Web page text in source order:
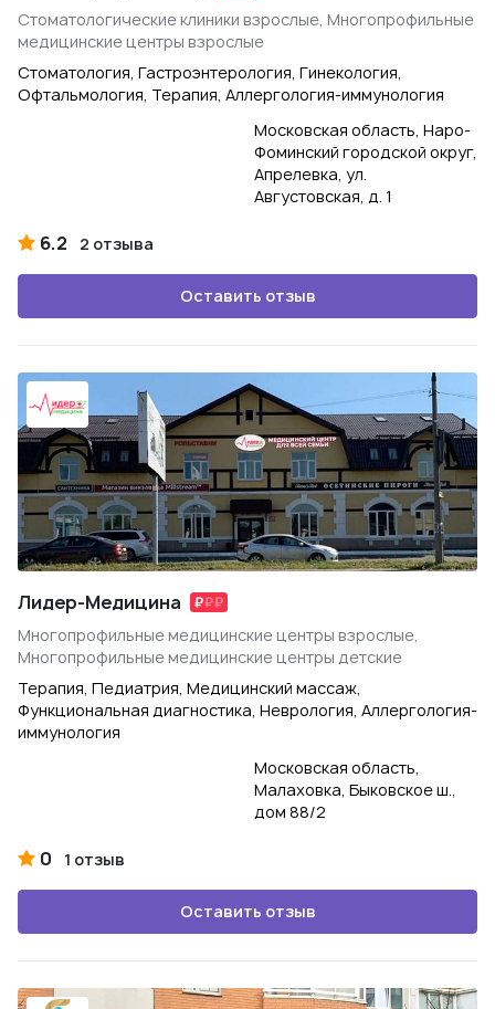
Стоматологические клиники взрослые, Многопрофильные
медицинские центры взрослые
Стоматология, Гастроэнтерология, Гинекология,
Офтальмология, Терапия, Аллергология-иммунология
Московская область, Наро-
Фоминский городской округ,
Апрелевка, ул.
Августовская, д. 1
6.2 2 отзыва
Оставить отзыв
Лидер-Медицина
Многопрофильные медицинские центры взрослые,
Многопрофильные медицинские центры детские
Терапия, Педиатрия, Медицинский массаж,
Функциональная диагностика, Неврология, Аллергология-
иммунология
Московская область,
Малаховка, Быковское ш.,
дом 88/2
0 1 отзыв
Оставить отзыв